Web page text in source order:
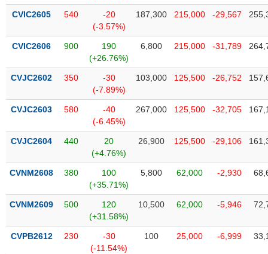
CVIC2605 540
-20
(-3.57%)
187,300 215,000 -29,567
CVIC2606 900
190
(+26.76%)
6,800 215,000 -31,789
CVJC2602 350
-30
(-7.89%)
103,000 125,500 -26,752
CVJC2603 580
-40
(-6.45%)
267,000 125,500 -32,705
CVJC2604 440
20
(+4.76%)
26,900 125,500 -29,106
CVNM2608 380
100
(+35.71%)
5,800 62,000 -2,930
CVNM2609 500
120
(+31.58%)
10,500 62,000 -5,946
CVPB2612 230
-30
(-11.54%)
100 25,000 -6,999
Dịch
(-)
Đào
Sách
chính
Công
cụ